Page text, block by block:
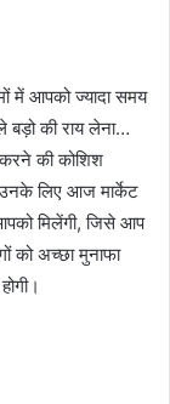
में आपको ज्यादा समय
की राय लेना…
करने की कोशिश
लिए आज मार्केट
मिलेंगी, जिसे आप
को अच्छा मुनाफा